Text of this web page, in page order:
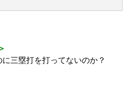
三塁打を打ってないのか？